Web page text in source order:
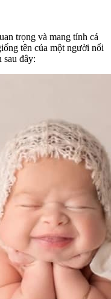
trọng và mang tính cá
tên của một người nổi
sau đây: